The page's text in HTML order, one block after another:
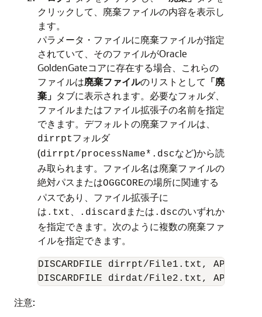
クリックして、廃棄ファイルの内容を表示し
ます。
パラメータ・ファイルに廃棄ファイルが指定
されていて、そのファイルがOracle
GoldenGateコアに存在する場合、これらの
ファイルは廃棄ファイルのリストとして 「廃
棄」 タブに表示されます。必要なフォルダ、
ファイルまたはファイル拡張子の名前を指定
できます。デフォルトの廃棄ファイルは、
dirrptフォルダ
(dirrpt/processName*.dscなど)から読
み取られます。ファイル名は廃棄ファイルの
絶対パスまたはOGGCOREの場所に関連する
パスであり、ファイル拡張子に
は .txt 、 .discard または .dscのいずれか
を指定できます。次のように複数の廃棄ファ
イルを指定できます。
DISCARDFILE dirrpt/File1.txt, APPEND,
DISCARDFILE dirdat/File2.txt, APPEND,
注意: